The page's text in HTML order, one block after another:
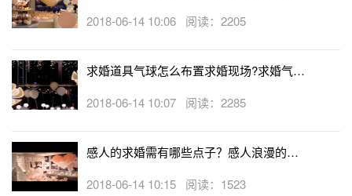
2018-06-14 10:06 阅读：2205
求婚道具气球怎么布置求婚现场?求婚气球
2018-06-14 10:07 阅读：2285
感人的求婚需有哪些点子？感人浪漫的求
2018-06-14 10:15 阅读：1523